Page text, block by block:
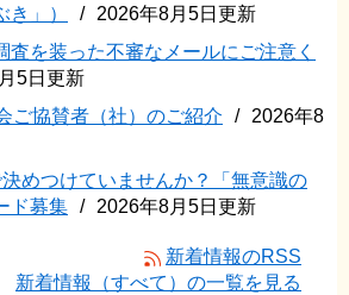
き」）
2026年8月5日更新
査を装った不審なメールにご注意く
5日更新
ご協賛者（社）のご紹介
2026年8
めつけていませんか？「無意識の
ド募集
2026年8月5日更新
新着情報のRSS
新着情報（すべて）の一覧を見る